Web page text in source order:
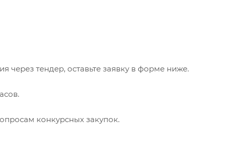
через тендер, оставьте заявку в форме ниже.
конкурсных закупок.